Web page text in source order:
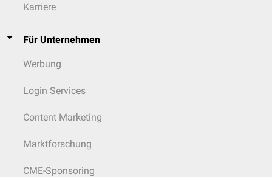
Karriere
Für Unternehmen
Werbung
Login Services
Content Marketing
Marktforschung
CME-Sponsoring